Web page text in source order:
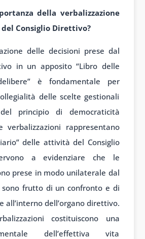
della verbalizzazione
Consiglio Direttivo?
delle decisioni prese dal
in un apposito “Libro delle
è fondamentale per
delle scelte gestionali
principio di democraticità
verbalizzazioni rappresentano
delle attività del Consiglio
a evidenziare che le
prese in modo unilaterale dal
sono frutto di un confronto e di
all’interno dell’organo direttivo.
costituiscono una
dell’effettiva vita